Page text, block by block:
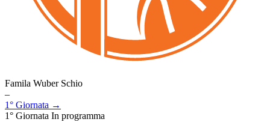
Famila Wuber Schio
–
1° Giornata →
1° Giornata In programma